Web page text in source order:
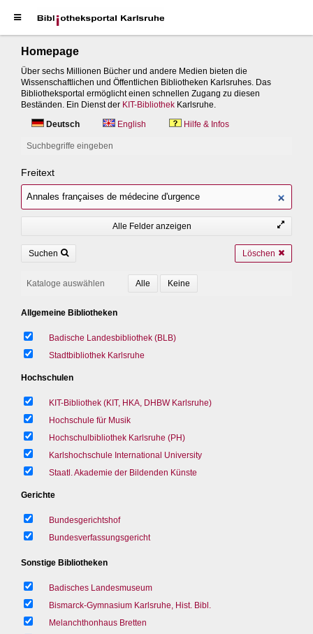
Homepage
Über sechs Millionen Bücher und andere Medien bieten die
Wissenschaftlichen und Öffentlichen Bibliotheken Karlsruhes. Das
Bibliotheksportal ermöglicht einen schnellen Zugang zu diesen
Beständen. Ein Dienst der KIT-Bibliothek Karlsruhe.
Deutsch
English Hilfe & Infos
Suchbegriffe eingeben
Freitext
Alle Felder anzeigen
Suchen Löschen
Kataloge auswählen
Allgemeine Bibliotheken
Badische Landesbibliothek (BLB)
Stadtbibliothek Karlsruhe
Hochschulen
KIT-Bibliothek (KIT, HKA, DHBW Karlsruhe)
Hochschule für Musik
Hochschulbibliothek Karlsruhe (PH)
Karlshochschule International University
Staatl. Akademie der Bildenden Künste
Gerichte
Bundesgerichtshof
Bundesverfassungsgericht
Sonstige Bibliotheken
Badisches Landesmuseum
Bismarck-Gymnasium Karlsruhe, Hist. Bibl.
Melanchthonhaus Bretten